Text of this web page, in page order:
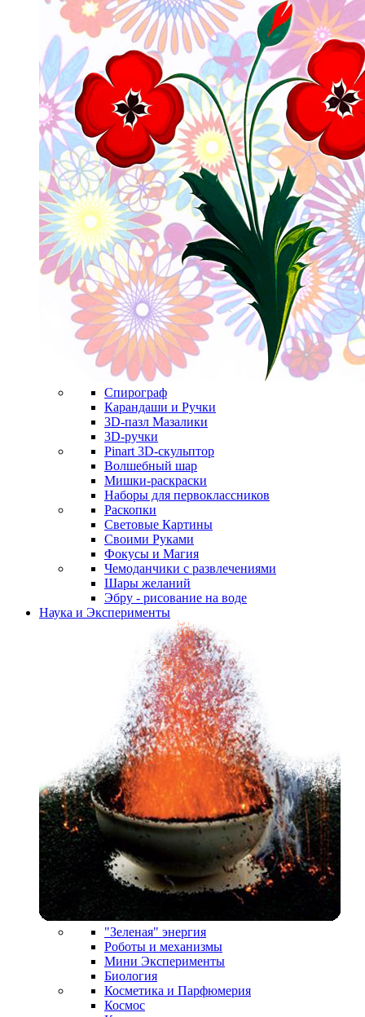
Спирограф
Карандаши и Ручки
3D-пазл Мазалики
3D-ручки
Pinart 3D-скульптор
Волшебный шар
Мишки-раскраски
Наборы для первоклассников
Раскопки
Световые Картины
Своими Руками
Фокусы и Магия
Чемоданчики с развлечениями
Шары желаний
Эбру - рисование на воде
Наука и Эксперименты
"Зеленая" энергия
Роботы и механизмы
Мини Эксперименты
Биология
Косметика и Парфюмерия
Космос